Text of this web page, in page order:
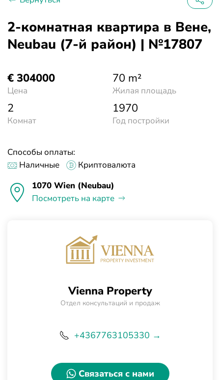
2-комнатная квартира в Вене,
Neubau (7-й район) | №17807
€ 304000
Цена
70 m²
Жилая площадь
2
Комнат
1970
Год постройки
Способы оплаты:
Наличные
Криптовалюта
1070 Wien (Neubau)
Посмотреть на карте
Vienna Property
Отдел консультаций и продаж
+4367763105330 →
Связаться с нами